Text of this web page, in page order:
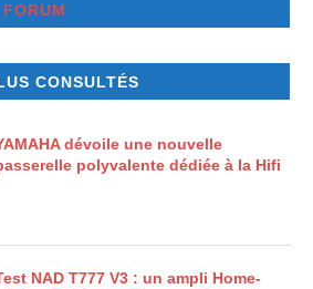
CONSULTÉS
dévoile une nouvelle
polyvalente dédiée à la Hifi
NAD T777 V3 : un ampli Home-